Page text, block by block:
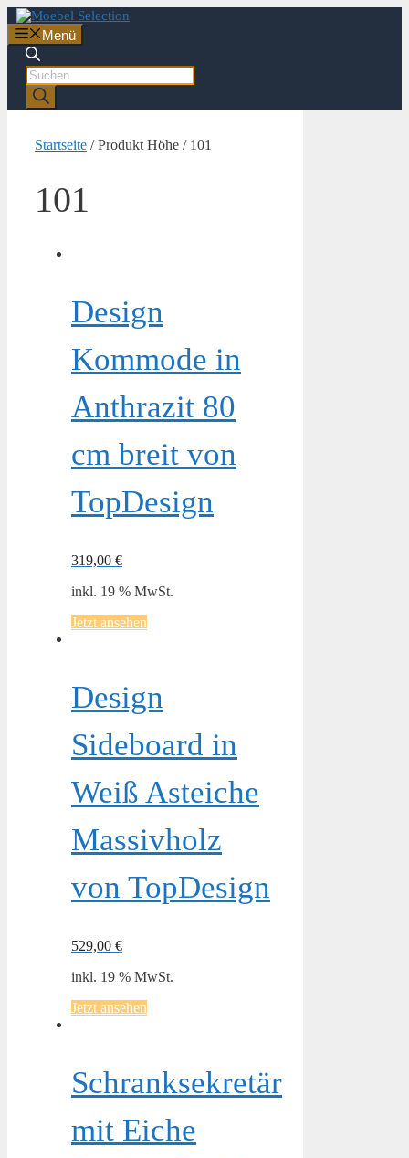
Zum
Inhalt
springen
Menü
Products
search
Startseite / Produkt Höhe / 101
101
Design
Kommode in
Anthrazit 80
cm breit von
TopDesign
319,00 €
inkl. 19 % MwSt.
Jetzt ansehen
Design
Sideboard in
Weiß Asteiche
Massivholz
von TopDesign
529,00 €
inkl. 19 % MwSt.
Jetzt ansehen
Schranksekretär
mit Eiche